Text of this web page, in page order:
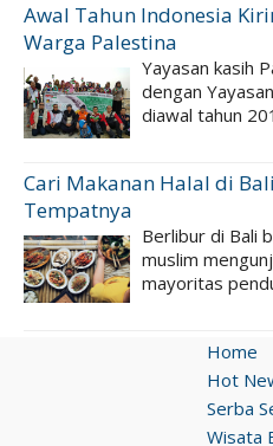
Awal Tahun Indonesia
Warga Palestina
Yayasan kasih
dengan
diawal tahun
Cari Makanan Halal di
Tempatnya
Berlibur di Bali
muslim
mayoritas
Home
Hot
Serba
Wisata